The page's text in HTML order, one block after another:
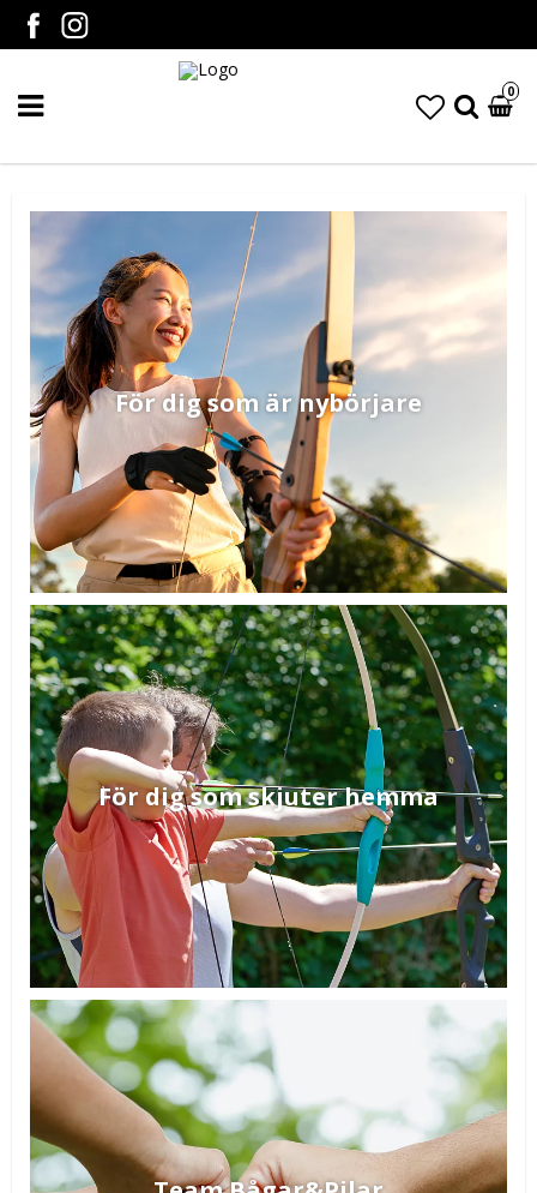
0
För dig som är nybörjare
För dig som skjuter hemma